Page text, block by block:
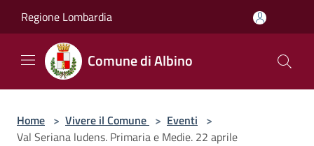
Regione Lombardia
Comune di Albino
Home > Vivere il Comune > Eventi >
Val Seriana ludens. Primaria e Medie. 22 aprile